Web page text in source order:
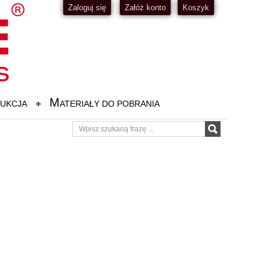
Zaloguj się Załóż konto Koszyk
MATERIAŁY DO POBRANIA